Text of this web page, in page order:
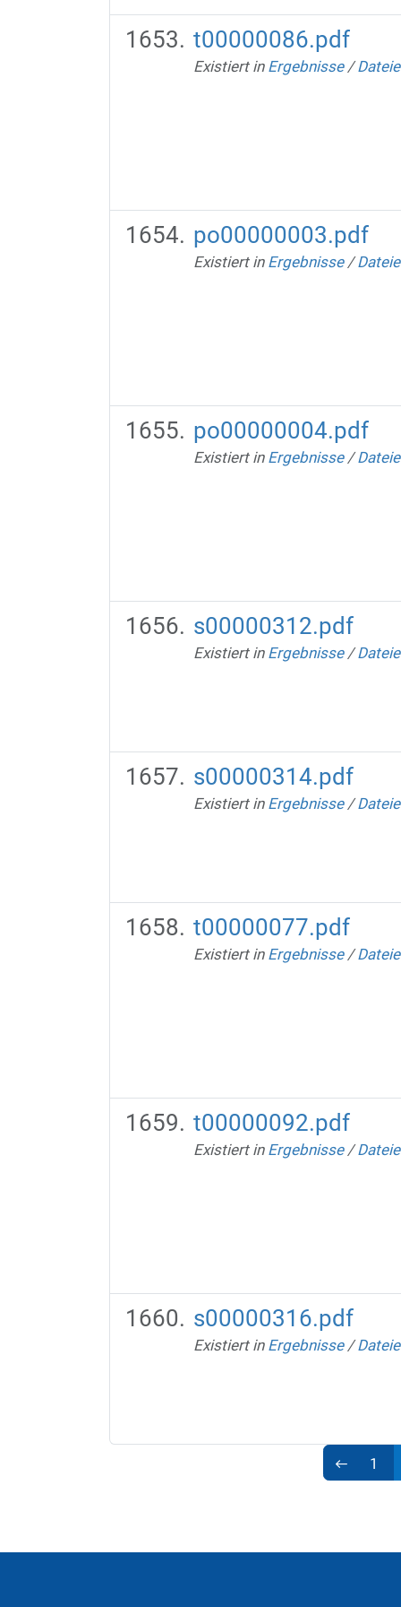
t00000086.pdf
Existiert in Ergebnisse /
po00000003.pdf
Existiert in Ergebnisse /
po00000004.pdf
Existiert in Ergebnisse /
s00000312.pdf
Existiert in Ergebnisse /
s00000314.pdf
Existiert in Ergebnisse /
t00000077.pdf
Existiert in Ergebnisse /
t00000092.pdf
Existiert in Ergebnisse /
s00000316.pdf
Existiert in Ergebnisse /
1